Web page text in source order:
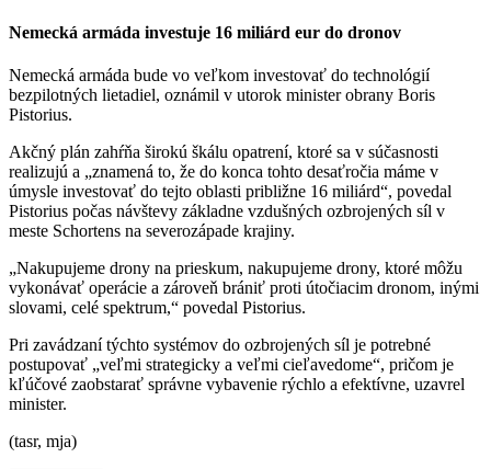
Nemecká armáda investuje 16 miliárd eur do dronov
Nemecká armáda bude vo veľkom investovať do technológií
bezpilotných lietadiel, oznámil v utorok minister obrany Boris
Pistorius.
Akčný plán zahŕňa širokú škálu opatrení, ktoré sa v súčasnosti
realizujú a „znamená to, že do konca tohto desaťročia máme v
úmysle investovať do tejto oblasti približne 16 miliárd“, povedal
Pistorius počas návštevy základne vzdušných ozbrojených síl v
meste Schortens na severozápade krajiny.
„Nakupujeme drony na prieskum, nakupujeme drony, ktoré môžu
vykonávať operácie a zároveň brániť proti útočiacim dronom, inými
slovami, celé spektrum,“ povedal Pistorius.
Pri zavádzaní týchto systémov do ozbrojených síl je potrebné
postupovať „veľmi strategicky a veľmi cieľavedome“, pričom je
kľúčové zaobstarať správne vybavenie rýchlo a efektívne, uzavrel
minister.
(tasr, mja)